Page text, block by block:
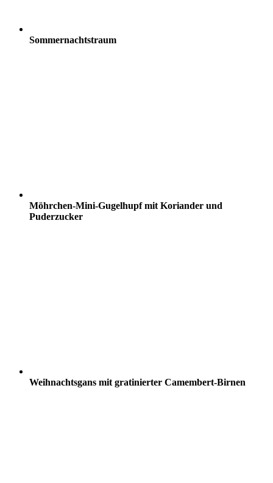
Sommernachtstraum
Möhrchen-Mini-Gugelhupf mit Koriander und
Puderzucker
Weihnachtsgans mit gratinierter Camembert-Birnen